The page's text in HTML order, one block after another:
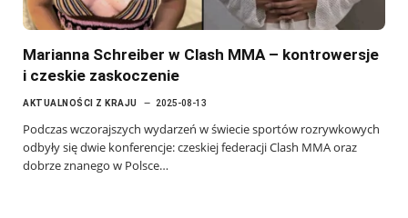
Marianna Schreiber w Clash MMA – kontrowersje
i czeskie zaskoczenie
AKTUALNOŚCI Z KRAJU 2025-08-13
Podczas wczorajszych wydarzeń w świecie sportów rozrywkowych
odbyły się dwie konferencje: czeskiej federacji Clash MMA oraz
dobrze znanego w Polsce…